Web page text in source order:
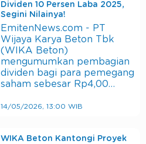
Dividen 10 Persen Laba 2025,
Segini Nilainya!
EmitenNews.com - PT
Wijaya Karya Beton Tbk
(WIKA Beton)
mengumumkan pembagian
dividen bagi para pemegang
saham sebesar Rp4,00…
14/05/2026, 13:00 WIB
WIKA Beton Kantongi Proyek